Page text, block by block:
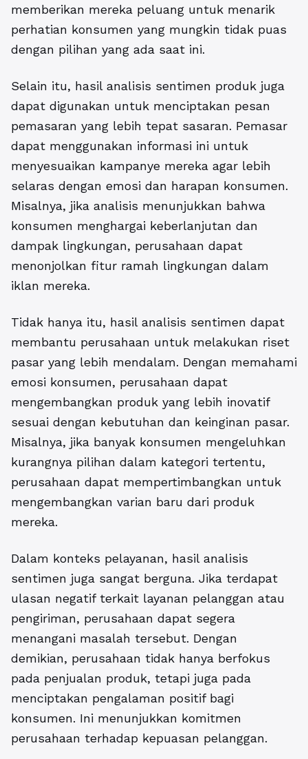
memberikan mereka peluang untuk menarik
perhatian konsumen yang mungkin tidak puas
dengan pilihan yang ada saat ini.
Selain itu, hasil analisis sentimen produk juga
dapat digunakan untuk menciptakan pesan
pemasaran yang lebih tepat sasaran. Pemasar
dapat menggunakan informasi ini untuk
menyesuaikan kampanye mereka agar lebih
selaras dengan emosi dan harapan konsumen.
Misalnya, jika analisis menunjukkan bahwa
konsumen menghargai keberlanjutan dan
dampak lingkungan, perusahaan dapat
menonjolkan fitur ramah lingkungan dalam
iklan mereka.
Tidak hanya itu, hasil analisis sentimen dapat
membantu perusahaan untuk melakukan riset
pasar yang lebih mendalam. Dengan memahami
emosi konsumen, perusahaan dapat
mengembangkan produk yang lebih inovatif
sesuai dengan kebutuhan dan keinginan pasar.
Misalnya, jika banyak konsumen mengeluhkan
kurangnya pilihan dalam kategori tertentu,
perusahaan dapat mempertimbangkan untuk
mengembangkan varian baru dari produk
mereka.
Dalam konteks pelayanan, hasil analisis
sentimen juga sangat berguna. Jika terdapat
ulasan negatif terkait layanan pelanggan atau
pengiriman, perusahaan dapat segera
menangani masalah tersebut. Dengan
demikian, perusahaan tidak hanya berfokus
pada penjualan produk, tetapi juga pada
menciptakan pengalaman positif bagi
konsumen. Ini menunjukkan komitmen
perusahaan terhadap kepuasan pelanggan.